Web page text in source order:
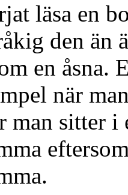
läsa en
den än
en åsna.
när
man sitter